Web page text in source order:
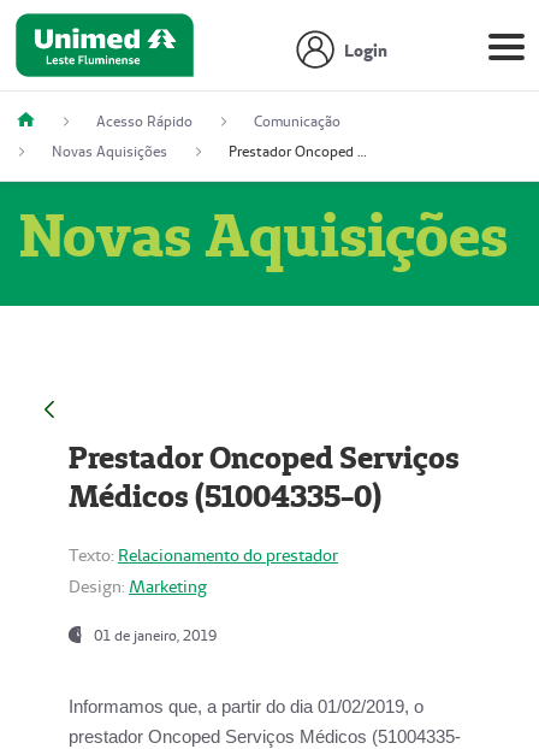
Login
Acesso Rápido
Comunicação
Novas Aquisições
Prestador Oncoped Serviços Médicos (51004335-0)
Novas Aquisições
Prestador Oncoped Serviços
Médicos (51004335-0)
Texto: Relacionamento do prestador
Design: Marketing
01 de janeiro, 2019
Informamos que, a partir do dia 01/02/2019, o
prestador Oncoped Serviços Médicos (51004335-